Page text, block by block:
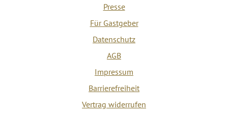
Presse
Für Gastgeber
Datenschutz
AGB
Impressum
Barrierefreiheit
Vertrag widerrufen